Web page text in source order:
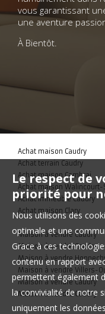
vous garantissant
une aventure
À Bientôt.
Achat maison Caudry
Achat terrain Caudry
Achat maison Cambrai
Achat maison Walincourt-
Achat immeuble Caudry
Achat maison Clary
Maison à vendre Caudry
Maison à vendre Caudry
Maison à vendre
Maison à vendre Villers-
Maison à vendre Caudry
Maison à vendre Caudry
Le respect de
priorité pour
Nous utilisons des
optimale et une
Grace à ces
contenu en rapport
permettent également
la convivialité de notre
uniquement les